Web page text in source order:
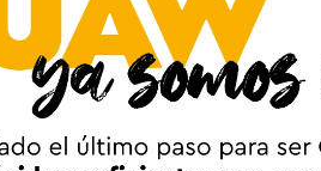
conservando mejor el aroma y la
por su alimentación diaria.